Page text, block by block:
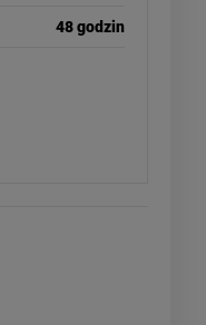
48 godzin